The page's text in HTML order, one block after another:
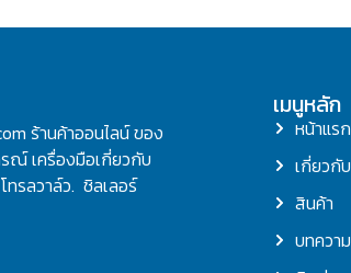
ร้านค้าออนไลน์ ของ
ณ์ เครื่องมือเกี่ยวกับ
รลวาล์ว. ชิลเลอร์
เมนูหลัก
หน้าแรก
เกี่ยวกั
สินค้า
บทความ